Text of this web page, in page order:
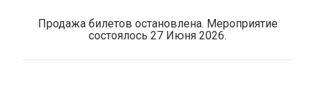
Продажа билетов остановлена. Мероприятие
состоялось 27 Июня 2026.